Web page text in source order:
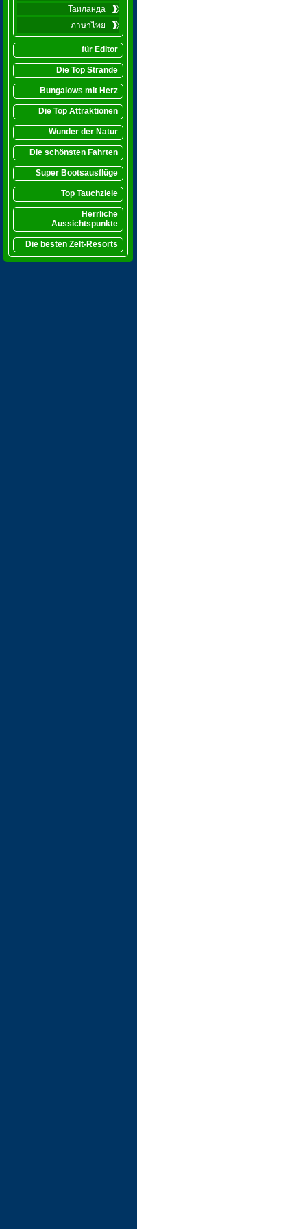
Таиланда
ภาษาไทย
für Editor
Die Top Strände
Bungalows mit Herz
Die Top Attraktionen
Wunder der Natur
Die schönsten Fahrten
Super Bootsausflüge
Top Tauchziele
Herrliche
Aussichtspunkte
Die besten Zelt-Resorts